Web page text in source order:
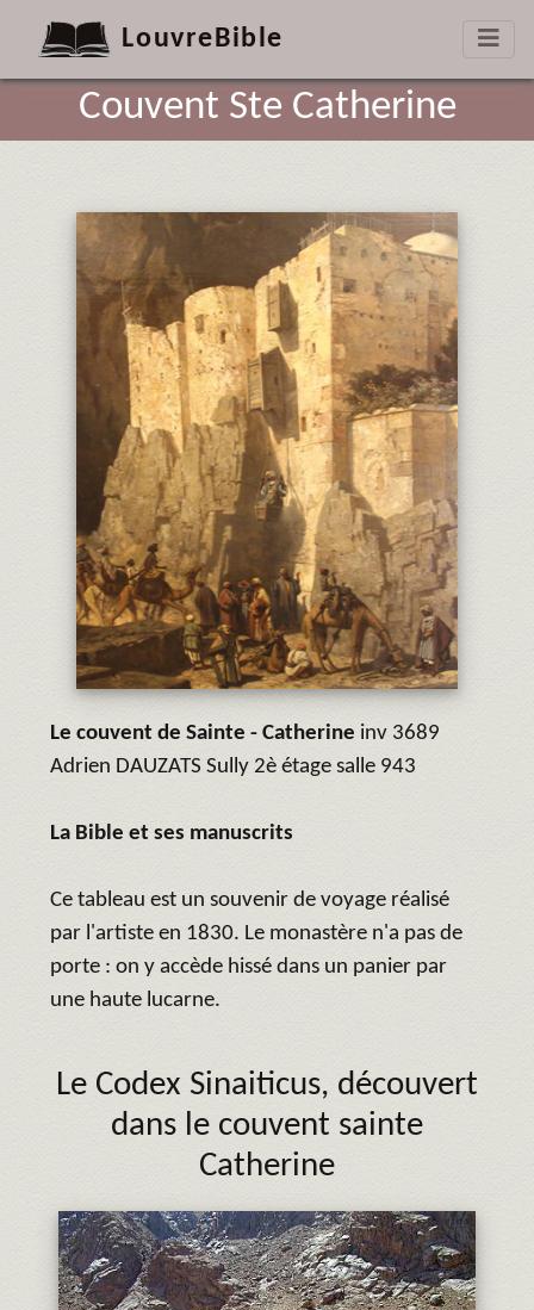
LouvreBible
Couvent Ste Catherine
Le couvent de Sainte - Catherine inv 3689
Adrien DAUZATS Sully 2è étage salle 943
La Bible et ses manuscrits
Ce tableau est un souvenir de voyage réalisé
par l'artiste en 1830. Le monastère n'a pas de
porte : on y accède hissé dans un panier par
une haute lucarne.
Le Codex Sinaiticus, découvert
dans le couvent sainte
Catherine